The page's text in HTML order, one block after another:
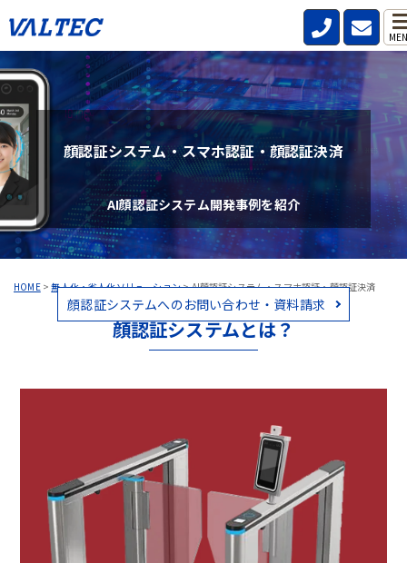
HOME>無人化・省人化ソリューション>AI顔認証システム・スマホ認証・顔認証決済
顔認証システム・スマホ認証・顔認証決済
AI顔認証システム開発事例を紹介
顔認証システムへのお問い合わせ・資料請求
顔認証システムとは？